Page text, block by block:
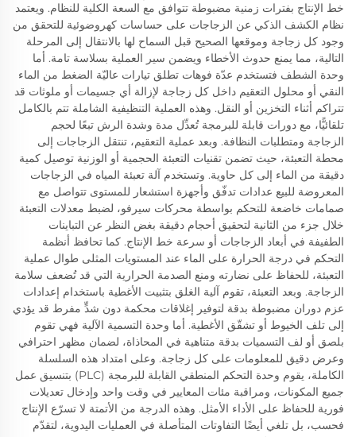
خط الإنتاج بفترات زمنية مضبوطة تتوافق مع السعة الكلية للنظام. ويعتمد
نظام الكشف الذكي عن الزجاجات على حساسات كهروضوئية للتحقق من
وجود كل زجاجة وموقعها الصحيح قبل السماح لها بالانتقال إلى المرحلة
التالية، مما يمنع حدوث الأخطاء ويضمن سير العملية بسلاسة تامة. أما
وحدة الشطف فتستخدم عدّة فوهات تطلق تيارات عاليّة الضغط من الماء
النقي أو محلول التعقيم داخل كل زجاجة لإزالة أي جسيمات أو ملوثات قد
تتراكم أثناء التخزين أو النقل. وهذه العملية التنظيفية الشاملة تتم بالكامل
تلقائيًّا، مع دورات قابلة للبرمجة تُعدِّل مدة وشدة الرش تبعًا لحجم
الزجاجة ومتطلبات النظافة. وبعد عملية التعقيم، تنتقل الزجاجات إلى
محطة التعبئة، حيث تضمن تقنيات التعبئة الحجمية أو الوزنية توصيل كمية
دقيقة من الماء إلى كل حاوية. وتستخدم آلة تعبئة المياه في الزجاجات
المعروضة للبيع عدادات تدفّق وأجهزة استشعار للمستوى تتواصل مع
صمامات خاضعة للتحكم بواسطة محركات سيرفو، لضبط معدلات التعبئة
خلال جزء من الثانية لتحقيق أحجام دقيقة بغض النظر عن التباينات
الطفيفة في أبعاد الزجاجات أو سرعة خط الإنتاج. كما تحافظ أنظمة
التحكم في درجة الحرارة على الماء عند المستويات المثلى طوال عملية
التعبئة، للحفاظ على نضارته ومنع الصدمة الحرارية التي قد تُضعف سلامة
الزجاجة. وبعد التعبئة، تقوم آلية الغلق بتثبيت الأغطية باستخدام إعدادات
عزم دوران مضبوطة بدقة لتوفير إغلاقات محكمة دون شدٍّ مفرط قد يؤدي
إلى تلف الخيوط أو تشقّق الأغطية. أما وحدة التسمية الآلية فهي تقوم
بلصق أو لف التسميات بدقة متناهية في المحاذاة، لضمان مظهر احترافي
وعرض دقيق للمعلومات على كل زجاجة. وعلى امتداد هذه السلسلة
الكاملة، يقوم وحدة التحكم المنطقي القابلة للبرمجة (PLC) بتنسيق عمل
جميع المكونات، ومراقبة مئات المعايير في وقت واحد وإدخال تعديلات
فورية للحفاظ على الأداء الأمثل. وهذه الدرجة من الأتمتة لا تسرّع الإنتاج
فحسب، بل تلغي أيضًا التفاوتات المتأصلة في العمليات اليدوية، لتقدّم